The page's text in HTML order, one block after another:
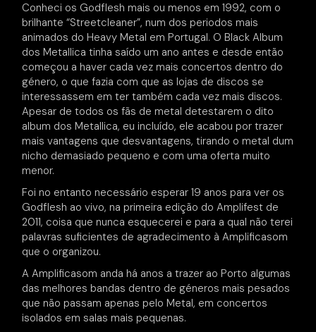
Conheci os Godflesh mais ou menos em 1992, com o
brilhante “Streetcleaner”, num dos periodos mais
animados do Heavy Metal em Portugal. O Black Album
dos Metallica tinha saído um ano antes e desde então
começou a haver cada vez mais concertos dentro do
género, o que fazia com que as lojas de discos se
interessassem em ter também cada vez mais discos.
Apesar de todos os fãs de metal detestarem o dito
album dos Metallica, eu incluído, ele acabou por trazer
mais vantagens que desvantagens, tirando o metal dum
nicho demasiado pequeno e com uma oferta muito
menor.
Foi no entanto necessário esperar 19 anos para ver os
Godflesh ao vivo, na primeira edição do Amplifest de
2011, coisa que nunca esquecerei e para a qual não terei
palavras suficientes de agradecimento à Amplificasom
que o organizou.
A Amplificasom anda há anos a trazer ao Porto algumas
das melhores bandas dentro de géneros mais pesados
que não passam apenas pelo Metal, em concertos
isolados em salas mais pequenas.